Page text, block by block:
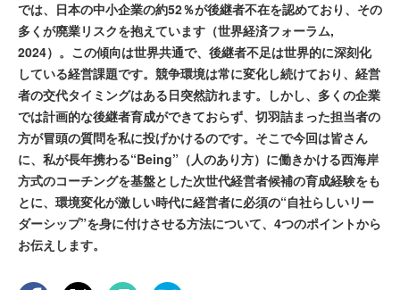
では、日本の中小企業の約52％が後継者不在を認めており、その
多くが廃業リスクを抱えています（世界経済フォーラム,
2024）。この傾向は世界共通で、後継者不足は世界的に深刻化
している経営課題です。競争環境は常に変化し続けており、経営
者の交代タイミングはある日突然訪れます。しかし、多くの企業
では計画的な後継者育成ができておらず、切羽詰まった担当者の
方が冒頭の質問を私に投げかけるのです。そこで今回は皆さん
に、私が長年携わる“Being”（人のあり方）に働きかける西海岸
方式のコーチングを基盤とした次世代経営者候補の育成経験をも
とに、環境変化が激しい時代に経営者に必須の“自社らしいリー
ダーシップ”を身に付けさせる方法について、4つのポイントから
お伝えします。